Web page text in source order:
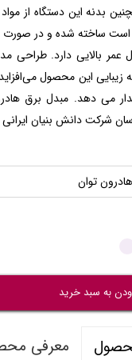
بدنه این دستگاه از
است ساخته شده و در صورت
بالایی دارد. طراحی
زیبایی این محصول
شرکت دانش بنیان
هادرون توان
به سبد خرید
معرفی